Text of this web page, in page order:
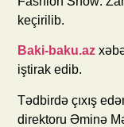
keçirilib.
Baki-baku.az
iştirak edib.
Tədbirdə çıxış
direktoru Əminə